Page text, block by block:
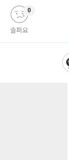
슬퍼요
0